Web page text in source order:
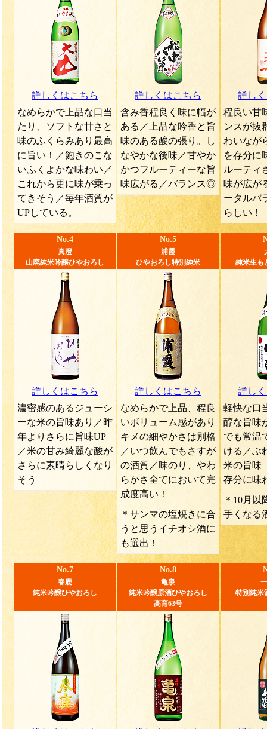
詳しくはこちら
なめらかで上品な口当
たり、ソフトな甘さと
味のふくらみあり最高
に旨い！／飽きのこな
いふくよかな味わい／
これから更に味が乗っ
てきそう／毎年酒質が
UPしている。
詳しくはこちら
含み香程良く味に幅が
ある／上品な吟香と旨
味のある酸の張り。し
なやかな後味／甘やか
かつフルーティーな旨
味広がる／バランス◎
詳し
程良い甘
ンスが抜
わいなが
を存分に
ルーティ
味が広が
ータルバ
らしい！
No.4
真澄
山廃純米吟醸ひやおろし
詳しくはこちら
濃密感のあるジューシ
ーな米の旨味あり／昨
年よりさらに旨味UP
／米の甘み綺麗な酸が
さらに素晴らしくなり
そう
No.5
浦霞
ひやおろし特別純米
詳しくはこちら
なめらかで上品、程良
いボリューム感があり
キメの細やかさは別格
／いつ飲んでもさすが
の酒質／味のり、やわ
らかさ全てにおいて完
成度高い！
＊サンマの塩焼きに合
うと思うイチオシ酒に
も選出！
純米生も
詳し
軽快な口
醇な旨味
でも常温
ける／ぶ
米の旨味
存分に味
＊10月以
手くなる
No.7
春鹿
純米吟醸ひやおろし
No.8
亀泉
純米吟醸原酒ひやおろし
高育63号
特別純米